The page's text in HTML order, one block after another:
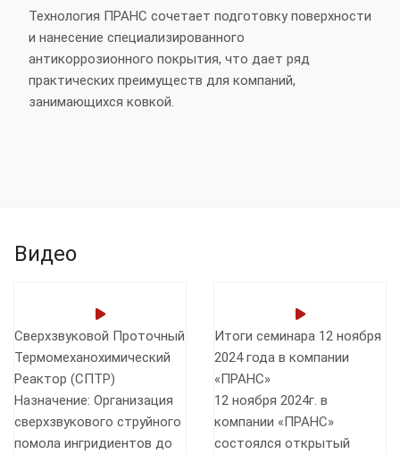
Технология ПРАНС сочетает подготовку поверхности
и нанесение специализированного
антикоррозионного покрытия, что дает ряд
практических преимуществ для компаний,
занимающихся ковкой.
Видео
Сверхзвуковой Проточный
Термомеханохимический
Реактор (СПТР)
Назначение: Организация
сверхзвукового струйного
помола ингридиентов до
Итоги семинара 12 ноября
2024 года в компании
«ПРАНС»
12 ноября 2024г. в
компании «ПРАНС»
состоялся открытый